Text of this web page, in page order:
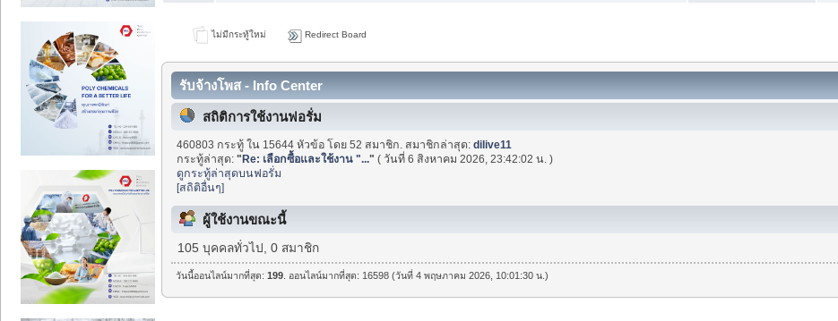
ไม่มีกระทู้ใหม่ Redirect Board
รับจ้างโพส - Info Center
สถิติการใช้งานฟอรั่ม
460803 กระทู้ ใน 15644 หัวข้อ โดย 52 สมาชิก. สมาชิกล่าสุด:dilive11
กระทู้ล่าสุด:"Re: เลือกซื้อและใช้งาน "..." ( วันที่ 6 สิงหาคม 2026, 23:42:02 น. )
ดูกระทู้ล่าสุดบนฟอรั่ม
[สถิติอื่นๆ]
ผู้ใช้งานขณะนี้
105 บุคคลทั่วไป, 0 สมาชิก
วันนี้ออนไลน์มากที่สุด:199 . ออนไลน์มากที่สุด: 16598 (วันที่ 4 พฤษภาคม 2026, 10:01:30 น.)